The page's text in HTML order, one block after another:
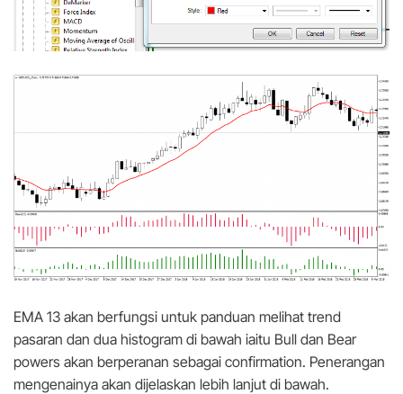
EMA 13 akan berfungsi untuk panduan melihat trend
pasaran dan dua histogram di bawah iaitu Bull dan Bear
powers akan berperanan sebagai confirmation. Penerangan
mengenainya akan dijelaskan lebih lanjut di bawah.